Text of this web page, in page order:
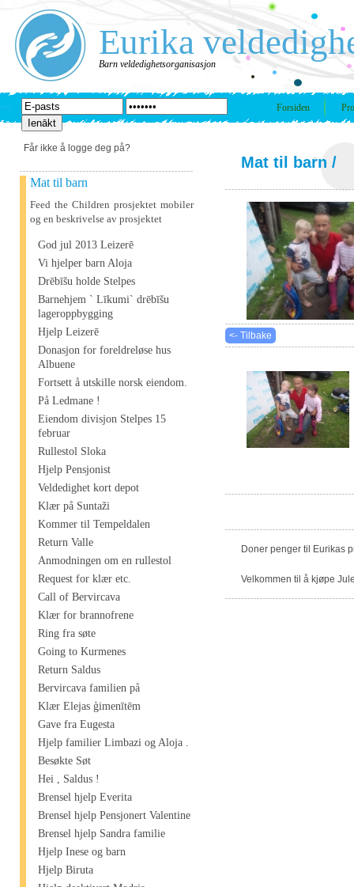
Eurika
Barn veldedighetsorganisasjon
Forsiden
Får ikke å logge deg på?
Mat til barn
Feed the Children prosjektet mobiler
og en beskrivelse av prosjektet
God jul 2013 Leizerē
Vi hjelper barn Aloja
Drēbīšu holde Stelpes
Barnehjem ` Līkumi` drēbīšu
lageroppbygging
Hjelp Leizerē
Donasjon for foreldreløse hus
Albuene
Fortsett å utskille norsk eiendom.
På Ledmane !
Eiendom divisjon Stelpes 15
februar
Rullestol Sloka
Hjelp Pensjonist
Veldedighet kort depot
Klær på Suntaži
Kommer til Tempeldalen
Return Valle
Anmodningen om en rullestol
Request for klær etc.
Call of Bervircava
Klær for brannofrene
Ring fra søte
Going to Kurmenes
Return Saldus
Bervircava familien på
Klær Elejas ģimenītēm
Gave fra Eugesta
Hjelp familier Limbazi og Aloja .
Besøkte Søt
Hei , Saldus !
Brensel hjelp Everita
Brensel hjelp Pensjonert Valentine
Brensel hjelp Sandra familie
Hjelp Inese og barn
Hjelp Biruta
Mat til barn /
<- Tilbake
Doner penger til Eurikas
Velkommen til å kjøpe